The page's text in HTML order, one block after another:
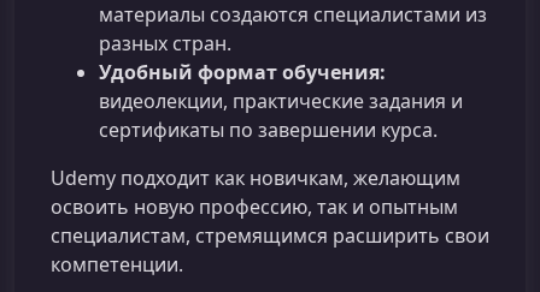
материалы создаются специалистами из
разных стран.
Удобный формат обучения:
видеолекции, практические задания и
сертификаты по завершении курса.
Udemy подходит как новичкам, желающим
освоить новую профессию, так и опытным
специалистам, стремящимся расширить свои
компетенции.